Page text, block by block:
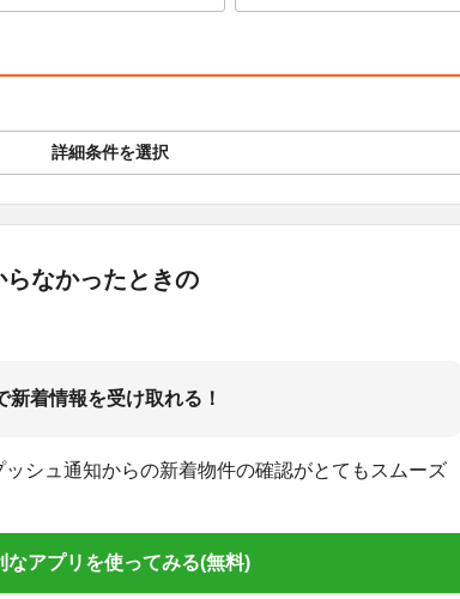
詳細条件を選択
なかったときの
着情報を受け取れる！
シュ通知からの新着物件の確認がとてもスムーズ
なアプリを使ってみる(無料)